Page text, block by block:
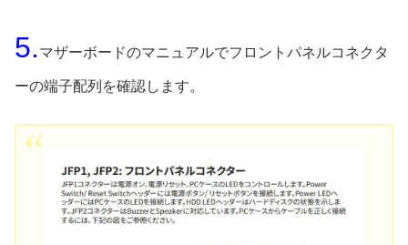
5. マザーボードのマニュアルでフロントパネルコネクタ
ーの端子配列を確認します。